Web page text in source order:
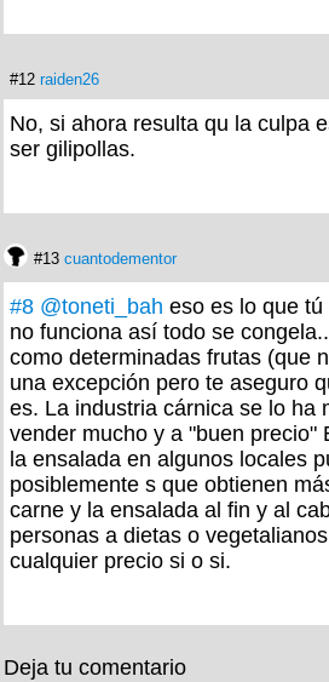
#12 raiden26
No, si ahora resulta qu la culpa
ser gilipollas.
#13 cuantodementor
#8 @toneti_bah eso es lo que
no funciona así todo se
como determinadas frutas (que
una excepción pero te aseguro
es. La industria cárnica se lo ha
vender mucho y a "buen precio"
la ensalada en algunos locales
posiblemente s que obtienen
carne y la ensalada al fin y al
personas a dietas o
cualquier precio si o si.
Deja tu comentario